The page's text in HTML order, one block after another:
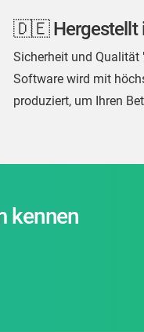
🇩🇪 Hergestellt
Sicherheit und Qualität
Software wird mit
produziert, um Ihren
kennen